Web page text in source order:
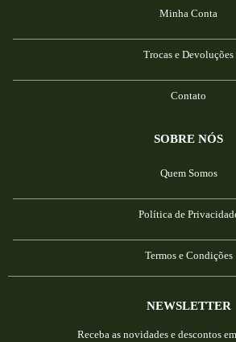
Minha Conta
Trocas e Devoluções
Contato
SOBRE NÓS
Quem Somos
Política de
Termos e Condições
NEWSLETTER
Receba as novidades e descontos